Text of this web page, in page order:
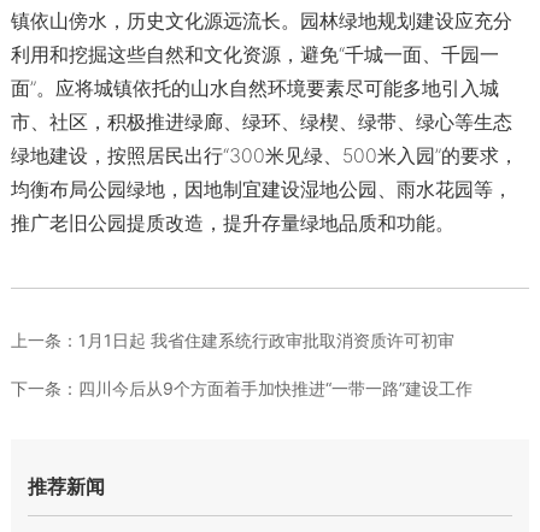
镇依山傍水，历史文化源远流长。园林绿地规划建设应充分
利用和挖掘这些自然和文化资源，避免“千城一面、千园一
面”。应将城镇依托的山水自然环境要素尽可能多地引入城
市、社区，积极推进绿廊、绿环、绿楔、绿带、绿心等生态
绿地建设，按照居民出行“300米见绿、500米入园”的要求，
均衡布局公园绿地，因地制宜建设湿地公园、雨水花园等，
推广老旧公园提质改造，提升存量绿地品质和功能。
上一条： 1月1日起 我省住建系统行政审批取消资质许可初审
下一条： 四川今后从9个方面着手加快推进“一带一路”建设工作
推荐新闻